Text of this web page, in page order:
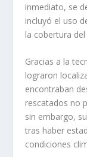
inmediato, se
incluyó el uso
la cobertura
Gracias a la
lograron
encontraban
rescatados no
sin embargo,
tras haber
condiciones